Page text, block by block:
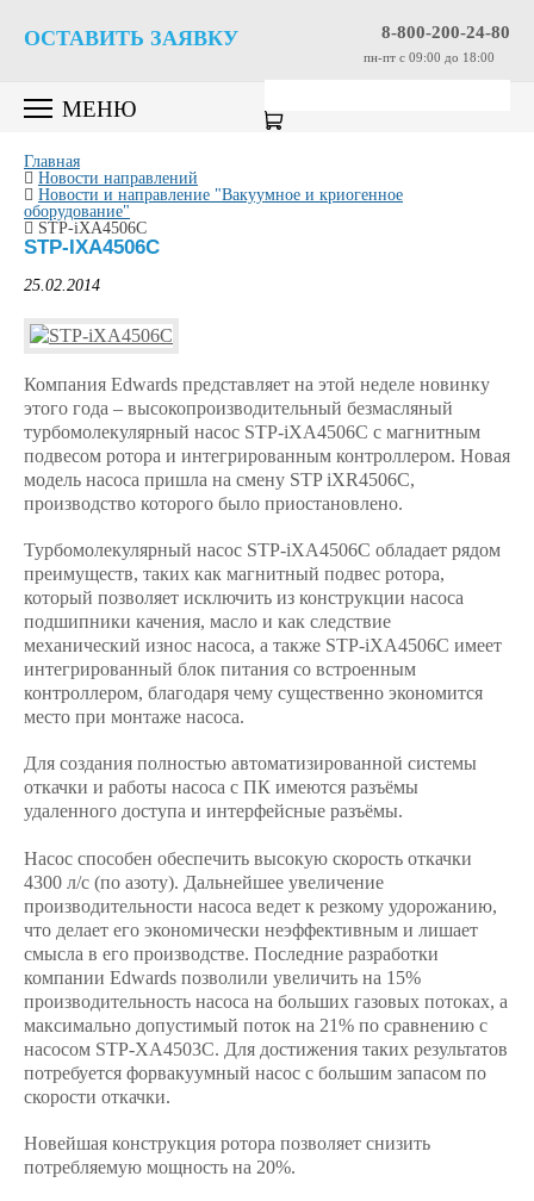
8-800-200-24-80
пн-пт c 09:00 до 18:00
ОСТАВИТЬ ЗАЯВКУ
МЕНЮ
Главная
Новости направлений
Новости и направление "Вакуумное и криогенное
оборудование"
STP-iXA4506C
STP-IXA4506C
25.02.2014
Компания Edwards представляет на этой неделе новинку
этого года – высокопроизводительный безмасляный
турбомолекулярный насос STP-iXA4506C с магнитным
подвесом ротора и интегрированным контроллером. Новая
модель насоса пришла на смену STP iXR4506C,
производство которого было приостановлено.
Турбомолекулярный насос STP-iXA4506C обладает рядом
преимуществ, таких как магнитный подвес ротора,
который позволяет исключить из конструкции насоса
подшипники качения, масло и как следствие
механический износ насоса, а также STP-iXA4506C имеет
интегрированный блок питания со встроенным
контроллером, благодаря чему существенно экономится
место при монтаже насоса.
Для создания полностью автоматизированной системы
откачки и работы насоса с ПК имеются разъёмы
удаленного доступа и интерфейсные разъёмы.
Насос способен обеспечить высокую скорость откачки
4300 л/с (по азоту). Дальнейшее увеличение
производительности насоса ведет к резкому удорожанию,
что делает его экономически неэффективным и лишает
смысла в его производстве. Последние разработки
компании Edwards позволили увеличить на 15%
производительность насоса на больших газовых потоках, а
максимально допустимый поток на 21% по сравнению с
насосом STP-XA4503C. Для достижения таких результатов
потребуется форвакуумный насос с большим запасом по
скорости откачки.
Новейшая конструкция ротора позволяет снизить
потребляемую мощность на 20%.